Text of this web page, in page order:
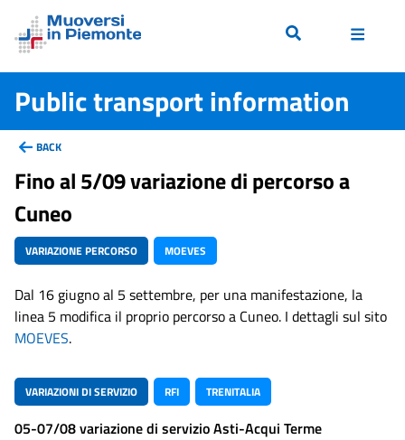
Public transport information
BACK
Fino al 5/09 variazione di percorso a
Cuneo
VARIAZIONE PERCORSO MOEVES
Dal 16 giugno al 5 settembre, per una manifestazione, la
linea 5 modifica il proprio percorso a Cuneo. I dettagli sul sito
MOEVES.
VARIAZIONI DI SERVIZIO RFI TRENITALIA
05-07/08 variazione di servizio Asti-Acqui Terme